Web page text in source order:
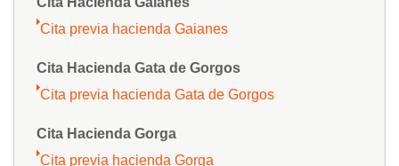
Cita previa hacienda Gaianes
Cita Hacienda Gata de Gorgos
Cita previa hacienda Gata de Gorgos
Cita Hacienda Gorga
Cita previa hacienda Gorga